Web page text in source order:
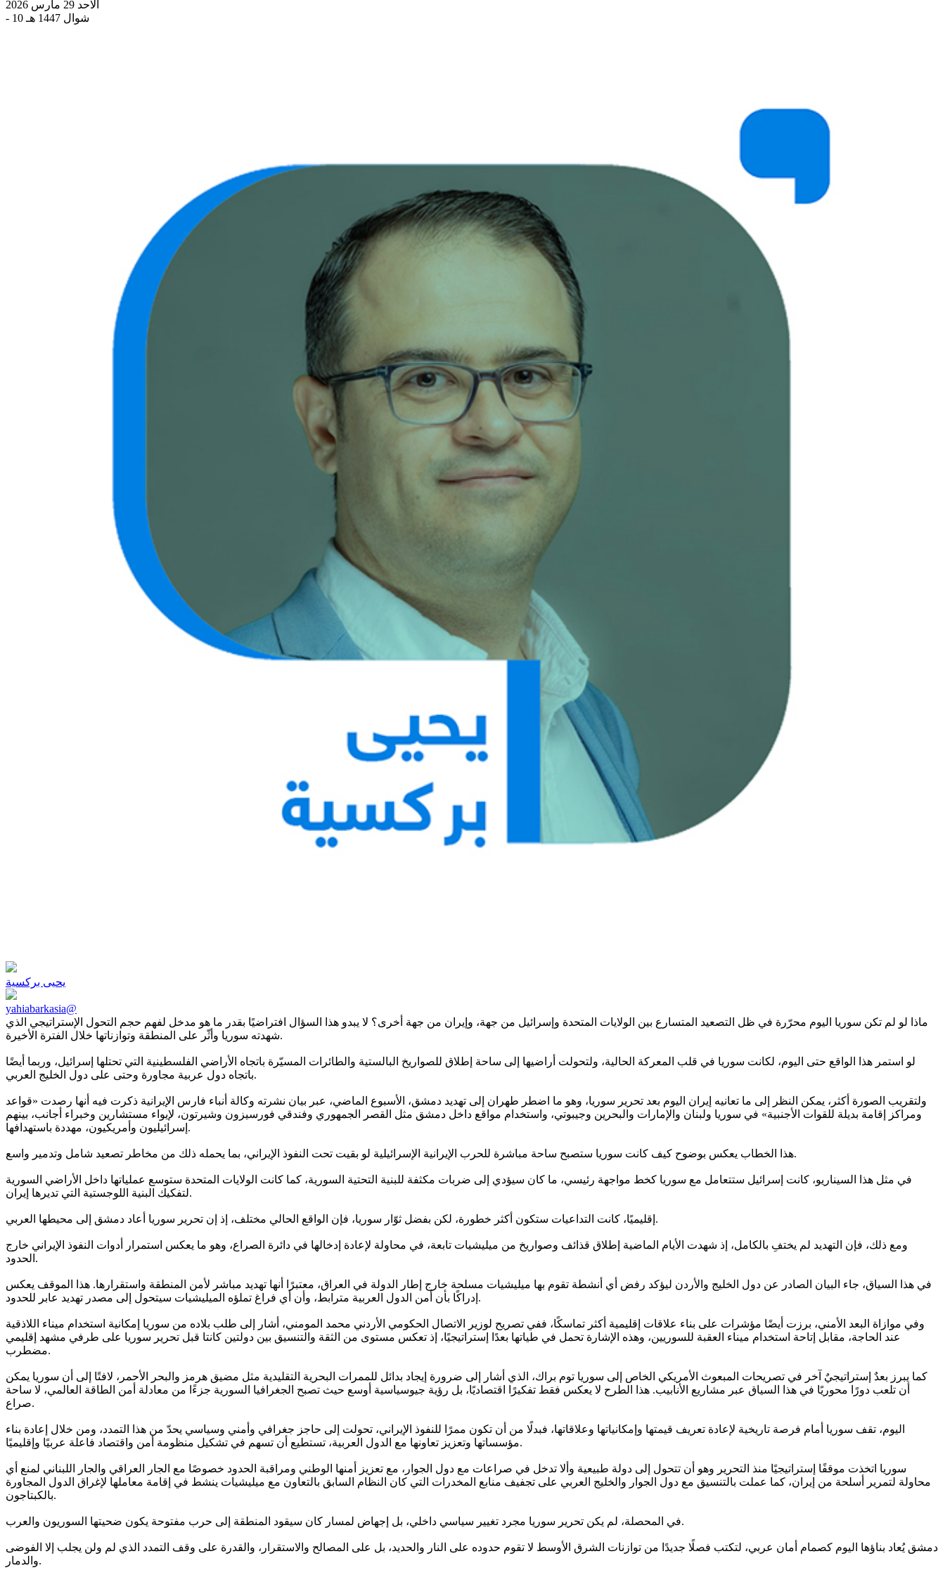
الاحد 29 مارس 2026
- 10 شوال 1447 هـ
يحيى بركسية
yahiabarkasia@
ماذا لو لم تكن سوريا اليوم محرّرة في ظل التصعيد المتسارع بين الولايات المتحدة وإسرائيل من جهة، وإيران من جهة أخرى؟ لا يبدو هذا السؤال افتراضيًا بقدر ما هو مدخل لفهم حجم التحول الإستراتيجي الذي
شهدته سوريا وأثّر على المنطقة وتوازناتها خلال الفترة الأخيرة.
لو استمر هذا الواقع حتى اليوم، لكانت سوريا في قلب المعركة الحالية، ولتحولت أراضيها إلى ساحة إطلاق للصواريخ البالستية والطائرات المسيّرة باتجاه الأراضي الفلسطينية التي تحتلها إسرائيل، وربما أيضًا
باتجاه دول عربية مجاورة وحتى على دول الخليج العربي.
ولتقريب الصورة أكثر، يمكن النظر إلى ما تعانيه إيران اليوم بعد تحرير سوريا، وهو ما اضطر طهران إلى تهديد دمشق، الأسبوع الماضي، عبر بيان نشرته وكالة أنباء فارس الإيرانية ذكرت فيه أنها رصدت «قواعد
ومراكز إقامة بديلة للقوات الأجنبية» في سوريا ولبنان والإمارات والبحرين وجيبوتي، واستخدام مواقع داخل دمشق مثل القصر الجمهوري وفندقي فورسيزون وشيرتون، لإيواء مستشارين وخبراء أجانب، بينهم
إسرائيليون وأمريكيون، مهددة باستهدافها.
هذا الخطاب يعكس بوضوح كيف كانت سوريا ستصبح ساحة مباشرة للحرب الإيرانية الإسرائيلية لو بقيت تحت النفوذ الإيراني، بما يحمله ذلك من مخاطر تصعيد شامل وتدمير واسع.
في مثل هذا السيناريو، كانت إسرائيل ستتعامل مع سوريا كخط مواجهة رئيسي، ما كان سيؤدي إلى ضربات مكثفة للبنية التحتية السورية، كما كانت الولايات المتحدة ستوسع عملياتها داخل الأراضي السورية
لتفكيك البنية اللوجستية التي تديرها إيران.
إقليميًا، كانت التداعيات ستكون أكثر خطورة، لكن بفضل ثوّار سوريا، فإن الواقع الحالي مختلف، إذ إن تحرير سوريا أعاد دمشق إلى محيطها العربي.
ومع ذلك، فإن التهديد لم يختفِ بالكامل، إذ شهدت الأيام الماضية إطلاق قذائف وصواريخ من ميليشيات تابعة، في محاولة لإعادة إدخالها في دائرة الصراع، وهو ما يعكس استمرار أدوات النفوذ الإيراني خارج
الحدود.
في هذا السياق، جاء البيان الصادر عن دول الخليج والأردن ليؤكد رفض أي أنشطة تقوم بها ميليشيات مسلحة خارج إطار الدولة في العراق، معتبرًا أنها تهديد مباشر لأمن المنطقة واستقرارها. هذا الموقف يعكس
إدراكًا بأن أمن الدول العربية مترابط، وأن أي فراغ تملؤه الميليشيات سيتحول إلى مصدر تهديد عابر للحدود.
وفي موازاة البعد الأمني، برزت أيضًا مؤشرات على بناء علاقات إقليمية أكثر تماسكًا، ففي تصريح لوزير الاتصال الحكومي الأردني محمد المومني، أشار إلى طلب بلاده من سوريا إمكانية استخدام ميناء اللاذقية
عند الحاجة، مقابل إتاحة استخدام ميناء العقبة للسوريين، وهذه الإشارة تحمل في طياتها بعدًا إستراتيجيًا، إذ تعكس مستوى من الثقة والتنسيق بين دولتين كانتا قبل تحرير سوريا على طرفي مشهد إقليمي
مضطرب.
كما يبرز بعدٌ إستراتيجيٌ آخر في تصريحات المبعوث الأمريكي الخاص إلى سوريا توم براك، الذي أشار إلى ضرورة إيجاد بدائل للممرات البحرية التقليدية مثل مضيق هرمز والبحر الأحمر، لافتًا إلى أن سوريا يمكن
أن تلعب دورًا محوريًا في هذا السياق عبر مشاريع الأنابيب. هذا الطرح لا يعكس فقط تفكيرًا اقتصاديًا، بل رؤية جيوسياسية أوسع حيث تصبح الجغرافيا السورية جزءًا من معادلة أمن الطاقة العالمي، لا ساحة
صراع.
اليوم، تقف سوريا أمام فرصة تاريخية لإعادة تعريف قيمتها وإمكانياتها وعلاقاتها، فبدلًا من أن تكون ممرًا للنفوذ الإيراني، تحولت إلى حاجز جغرافي وأمني وسياسي يحدّ من هذا التمدد، ومن خلال إعادة بناء
مؤسساتها وتعزيز تعاونها مع الدول العربية، تستطيع أن تسهم في تشكيل منظومة أمن واقتصاد فاعلة عربيًا وإقليميًا.
سوريا اتخذت موقفًا إستراتيجيًا منذ التحرير وهو أن تتحول إلى دولة طبيعية وألا تدخل في صراعات مع دول الجوار، مع تعزيز أمنها الوطني ومراقبة الحدود خصوصًا مع الجار العراقي والجار اللبناني لمنع أي
محاولة لتمرير أسلحة من إيران، كما عملت بالتنسيق مع دول الجوار والخليج العربي على تجفيف منابع المخدرات التي كان النظام السابق بالتعاون مع ميليشيات ينشط في إقامة معاملها لإغراق الدول المجاورة
بالكبتاجون.
في المحصلة، لم يكن تحرير سوريا مجرد تغيير سياسي داخلي، بل إجهاض لمسار كان سيقود المنطقة إلى حرب مفتوحة يكون ضحيتها السوريون والعرب.
دمشق يُعاد بناؤها اليوم كصمام أمان عربي، لتكتب فصلًا جديدًا من توازنات الشرق الأوسط لا تقوم حدوده على النار والحديد، بل على المصالح والاستقرار، والقدرة على وقف التمدد الذي لم ولن يجلب إلا الفوضى
والدمار.